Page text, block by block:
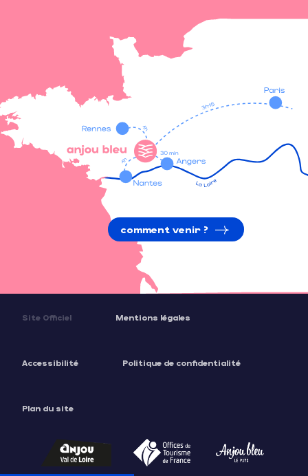
Tarifs
comment venir ?
Site Officiel Mentions légales
Accessibilité Politique de confidentialité
Plan du site